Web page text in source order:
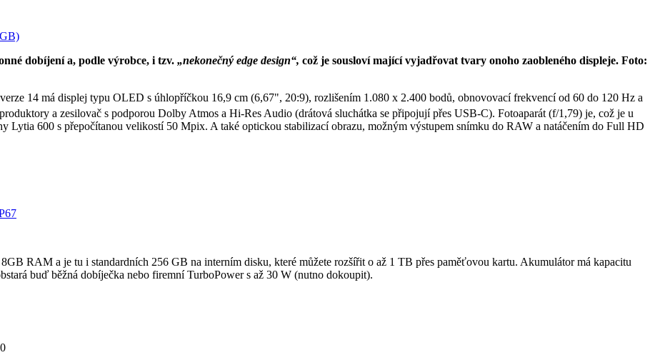
dobíjení a, podle výrobce, i tzv. „nekonečný edge design“, což je sousloví mající vyjadřovat tvary onoho zaobleného displeje. Foto:
14 má displej typu OLED s úhlopříčkou 16,9 cm (6,67", 20:9), rozlišením 1.080 x 2.400 bodů, obnovovací frekvencí od 60 do 120 Hz a
a zesilovač s podporou Dolby Atmos a Hi-Res Audio (drátová sluchátka se připojují přes USB-C). Fotoaparát (f/1,79) je, což je u
Lytia 600 s přepočítanou velikostí 50 Mpix. A také optickou stabilizací obrazu, možným výstupem snímku do RAW a natáčením do Full HD
RAM a je tu i standardních 256 GB na interním disku, které můžete rozšířit o až 1 TB přes paměťovou kartu. Akumulátor má kapacitu
buď běžná dobíječka nebo firemní TurboPower s až 30 W (nutno dokoupit).